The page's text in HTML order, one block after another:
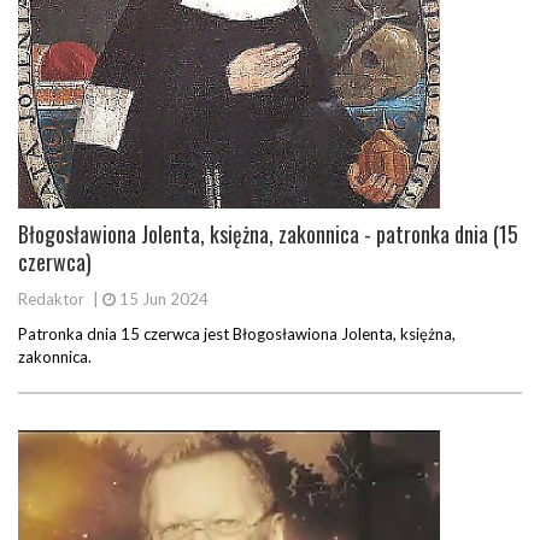
Błogosławiona Jolenta, księżna, zakonnica - patronka dnia (15
czerwca)
Redaktor
15 Jun 2024
Patronka dnia 15 czerwca jest Błogosławiona Jolenta, księżna,
zakonnica.